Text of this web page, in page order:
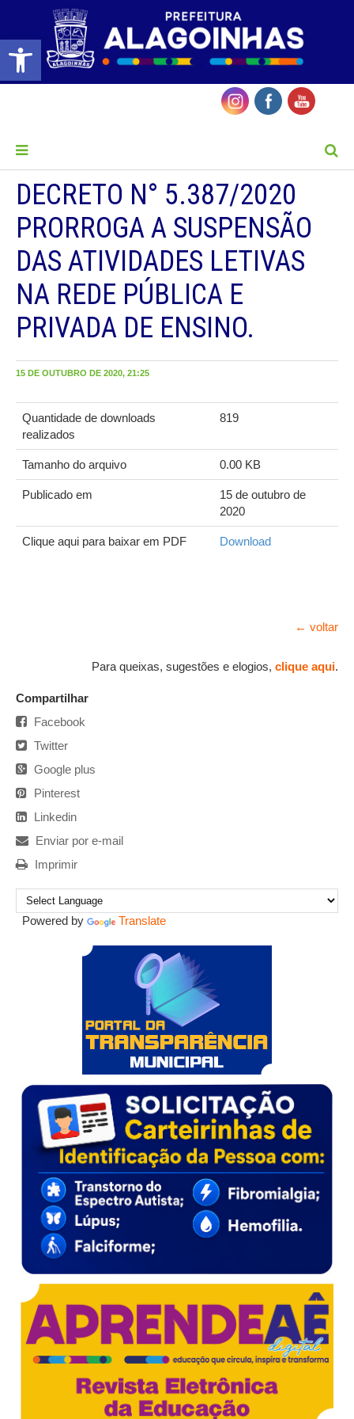
Barra de Ferramentas Aberta
DECRETO N° 5.387/2020
PRORROGA A SUSPENSÃO
DAS ATIVIDADES LETIVAS
NA REDE PÚBLICA E
PRIVADA DE ENSINO.
15 DE OUTUBRO DE 2020, 21:25
Quantidade de downloads
realizados
819
Tamanho do arquivo 0.00 KB
Publicado em
15 de outubro de
2020
Clique aqui para baixar em PDF Download
← voltar
Para queixas, sugestões e elogios, clique aqui.
Compartilhar
Facebook
Twitter
Google plus
Pinterest
Linkedin
Enviar por e-mail
Imprimir
Powered by Translate